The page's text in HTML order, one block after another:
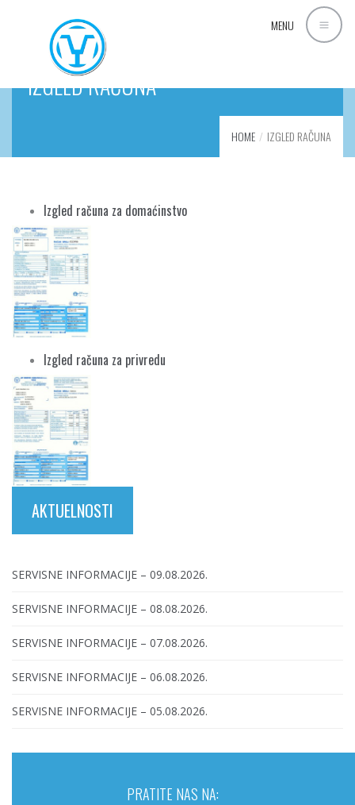
MENU
IZGLED RAČUNA
HOME IZGLED RAČUNA
Izgled računa za domaćinstvo
Izgled računa za privredu
AKTUELNOSTI
SERVISNE INFORMACIJE – 09.08.2026.
SERVISNE INFORMACIJE – 08.08.2026.
SERVISNE INFORMACIJE – 07.08.2026.
SERVISNE INFORMACIJE – 06.08.2026.
SERVISNE INFORMACIJE – 05.08.2026.
PRATITE NAS NA: